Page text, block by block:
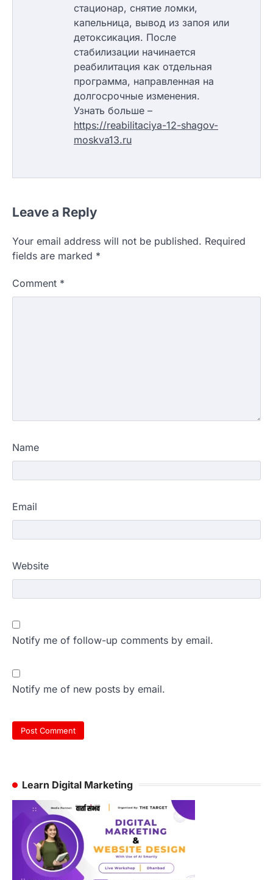
стационар, снятие ломки,
капельница, вывод из запоя или
детоксикация. После
стабилизации начинается
реабилитация как отдельная
программа, направленная на
долгосрочные изменения.
Узнать больше –
https://reabilitaciya-12-shagov-
moskva13.ru
Leave a Reply
Your email address will not be published. Required
fields are marked *
Comment *
Name
Email
Website
Notify me of follow-up comments by email.
Notify me of new posts by email.
Learn Digital Marketing